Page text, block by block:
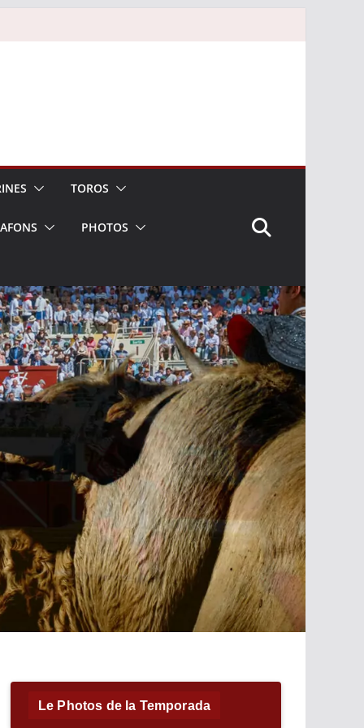
TOROS
PHOTOS
Le Photos de la Temporada